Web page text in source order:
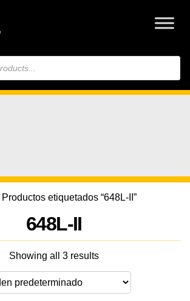
Productos etiquetados “648L-II”
648L-II
Showing all 3 results